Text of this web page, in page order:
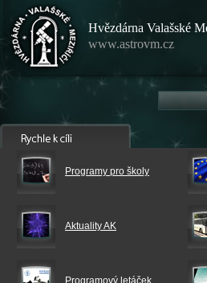
Hvězdárna Valašské
www.astrovm.cz
Programy pro školy
Aktuality AK
Programový letáček